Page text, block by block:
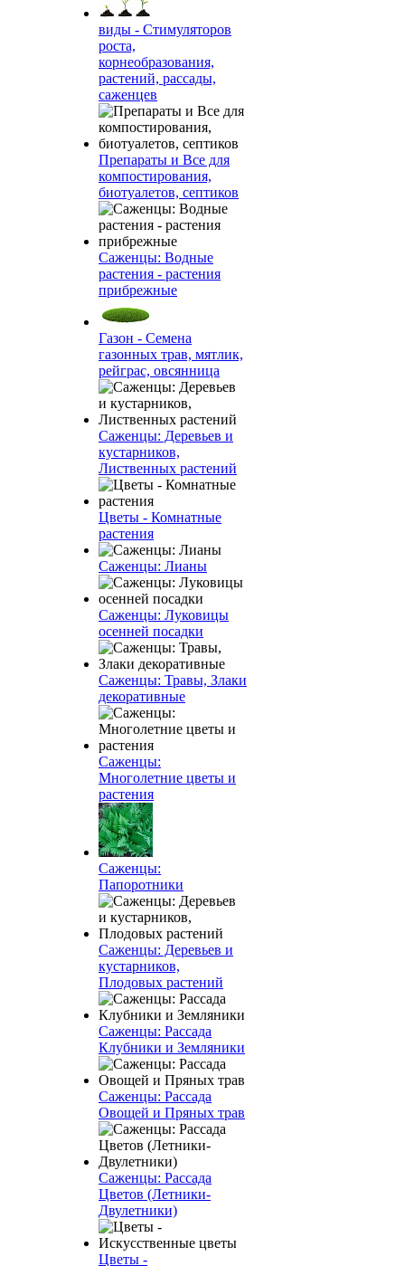
виды - Стимуляторов
роста,
корнеобразования,
растений, рассады,
саженцев
Препараты и Все для
компостирования,
биотуалетов, септиков
Саженцы: Водные
растения - растения
прибрежные
Газон - Семена
газонных трав, мятлик,
рейграс, овсянница
Саженцы: Деревьев и
кустарников,
Лиственных растений
Цветы - Комнатные
растения
Саженцы: Лианы
Саженцы: Луковицы
осенней посадки
Саженцы: Травы, Злаки
декоративные
Саженцы:
Многолетние цветы и
растения
Саженцы:
Папоротники
Саженцы: Деревьев и
кустарников,
Плодовых растений
Саженцы: Рассада
Клубники и Земляники
Саженцы: Рассада
Овощей и Пряных трав
Саженцы: Рассада
Цветов (Летники-
Двулетники)
Цветы -